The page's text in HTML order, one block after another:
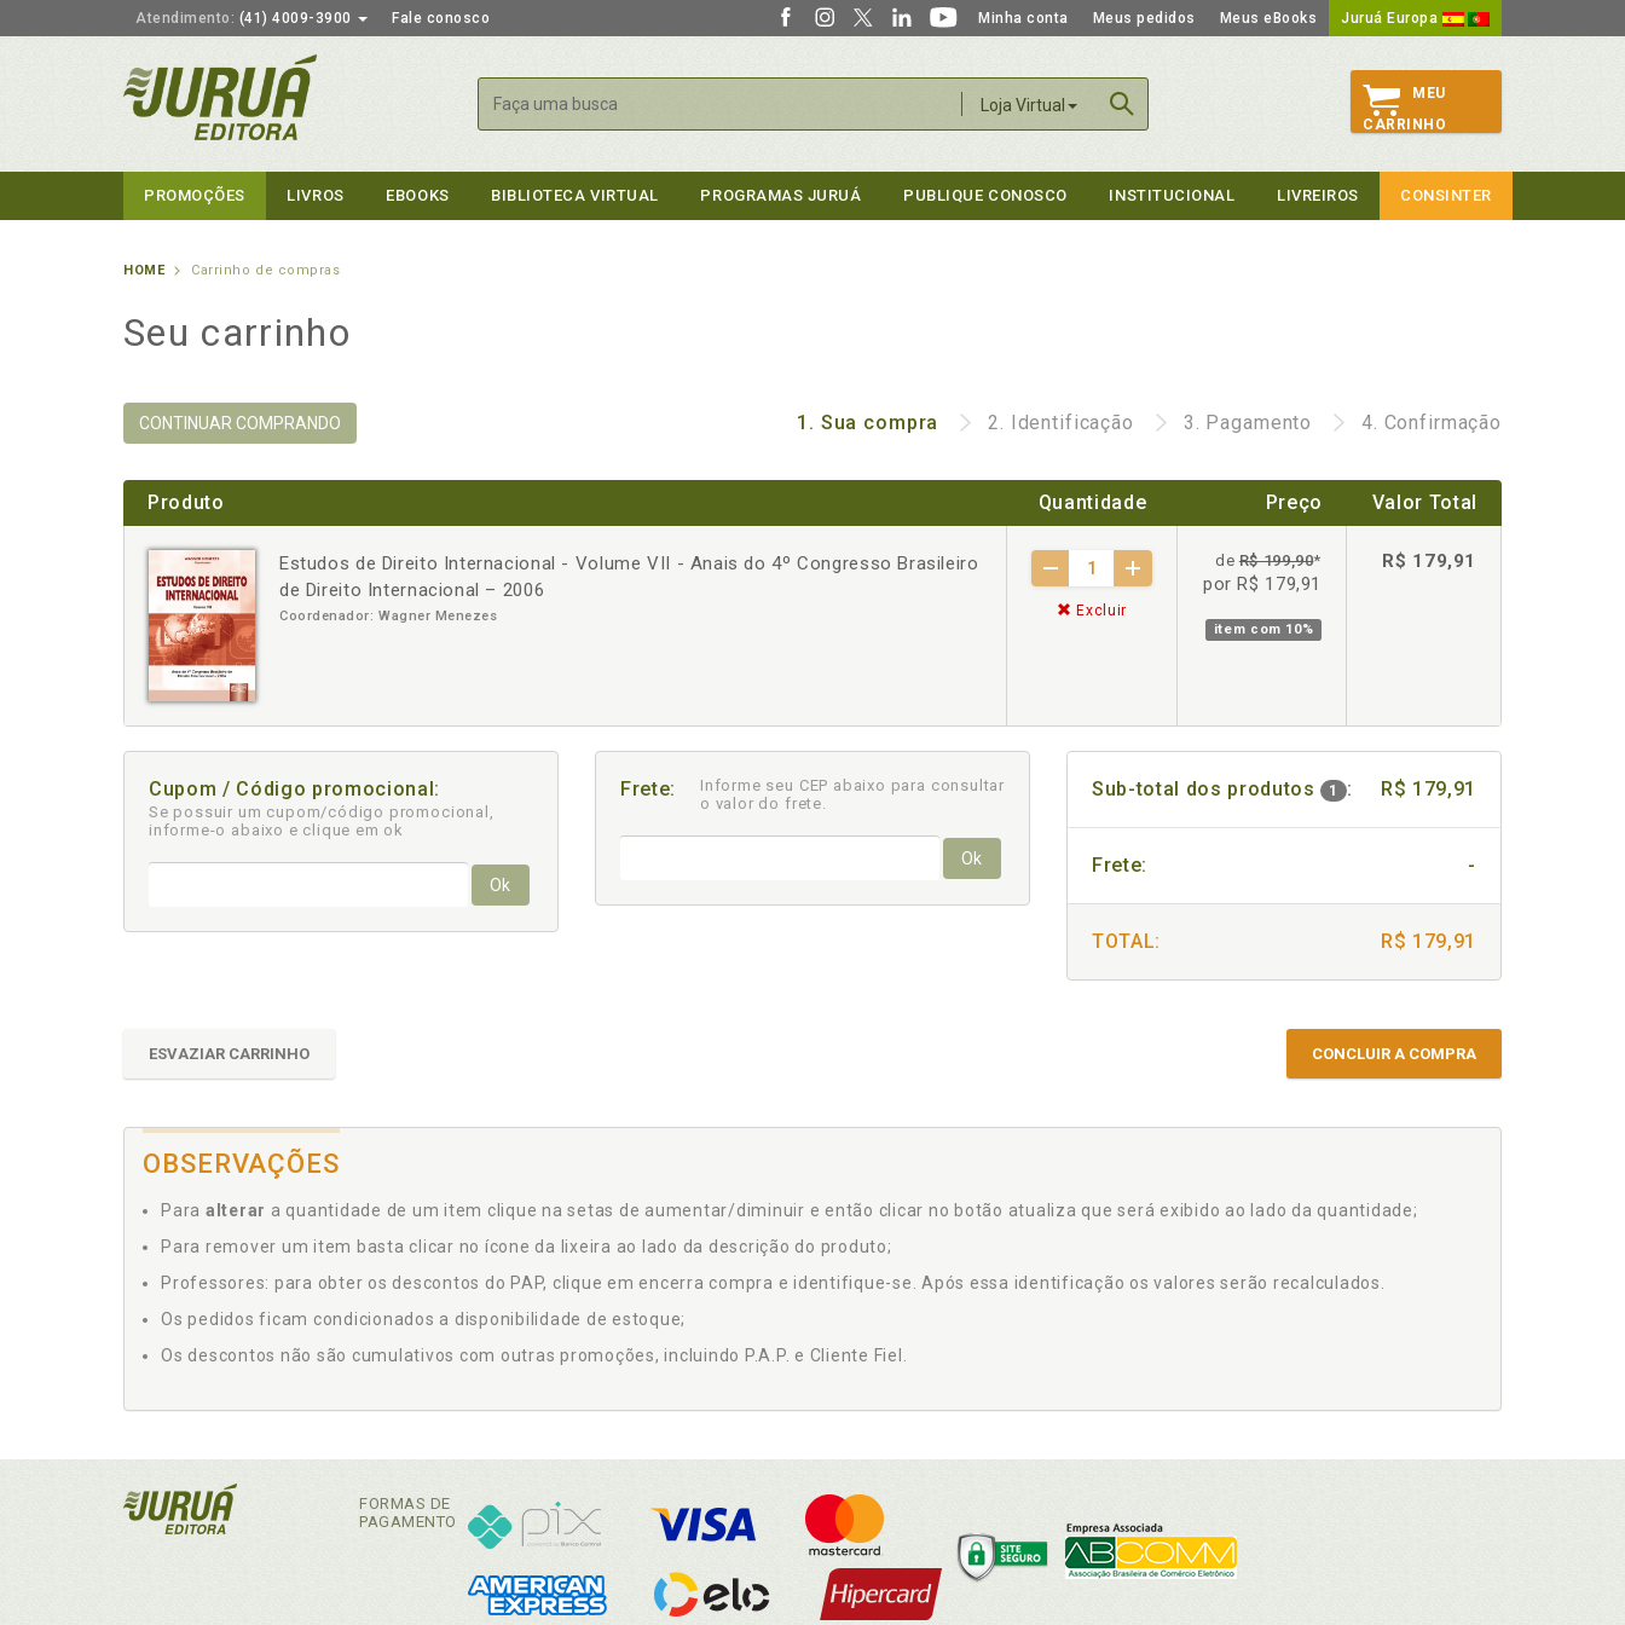
Atendimento: (41) 4009-3900 Fale conosco Minha conta Meus pedidos Meus eBooks Juruá Europa
Loja Virtual
Buscar
MEU
CARRINHO
PROMOÇÕES LIVROS EBOOKS BIBLIOTECA VIRTUAL PROGRAMAS JURUÁ PUBLIQUE CONOSCO INSTITUCIONAL LIVREIROS CONSINTER
HOME Carrinho de compras
Seu carrinho
CONTINUAR COMPRANDO 1. Sua compra 2. Identificação 3. Pagamento 4. Confirmação
Produto Quantidade Preço Valor Total
Estudos de Direito Internacional - Volume VII - Anais do 4º Congresso Brasileiro
de Direito Internacional – 2006
Coordenador: Wagner Menezes
- +
Excluir
deR$ 199,90*
por R$ 179,91
item com 10%
R$ 179,91
Cupom / Código promocional:
Se possuir um cupom/código promocional,
informe-o abaixo e clique em ok
Ok
Frete:
Informe seu CEP abaixo para consultar
o valor do frete.
Ok
Sub-total dos produtos 1 : R$ 179,91
Frete: -
TOTAL: R$ 179,91
ESVAZIAR CARRINHO CONCLUIR A COMPRA
OBSERVAÇÕES
Para alterar a quantidade de um item clique na setas de aumentar/diminuir e então clicar no botão atualiza que será exibido ao lado da quantidade;
Para remover um item basta clicar no ícone da lixeira ao lado da descrição do produto;
Professores: para obter os descontos do PAP, clique em encerra compra e identifique-se. Após essa identificação os valores serão recalculados.
Os pedidos ficam condicionados a disponibilidade de estoque;
Os descontos não são cumulativos com outras promoções, incluindo P.A.P. e Cliente Fiel.
FORMAS DE
PAGAMENTO